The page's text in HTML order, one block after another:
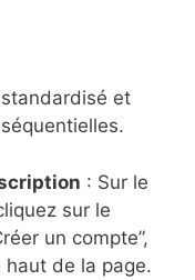
et
: Sur le
sur le
un compte”,
de la page.